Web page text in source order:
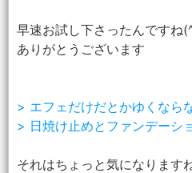
早速お試し下さったんですね
ありがとうございます
> エフェだけだとかゆくなら
> 日焼け止めとファンデーシ
それはちょっと気になります